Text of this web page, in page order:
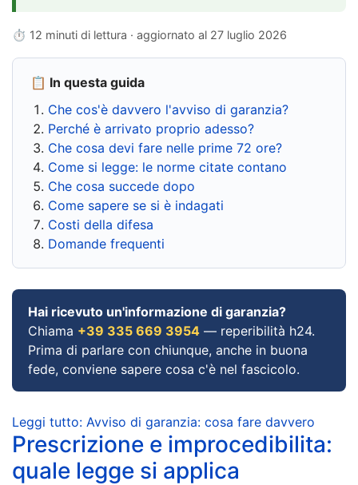
⏱ 12 minuti di lettura · aggiornato al 27 luglio 2026
📋 In questa guida
Che cos'è davvero l'avviso di garanzia?
Perché è arrivato proprio adesso?
Che cosa devi fare nelle prime 72 ore?
Come si legge: le norme citate contano
Che cosa succede dopo
Come sapere se si è indagati
Costi della difesa
Domande frequenti
Hai ricevuto un'informazione di garanzia?
Chiama +39 335 669 3954 — reperibilità h24.
Prima di parlare con chiunque, anche in buona
fede, conviene sapere cosa c'è nel fascicolo.
Leggi tutto: Avviso di garanzia: cosa fare davvero
Prescrizione e improcedibilita:
quale legge si applica